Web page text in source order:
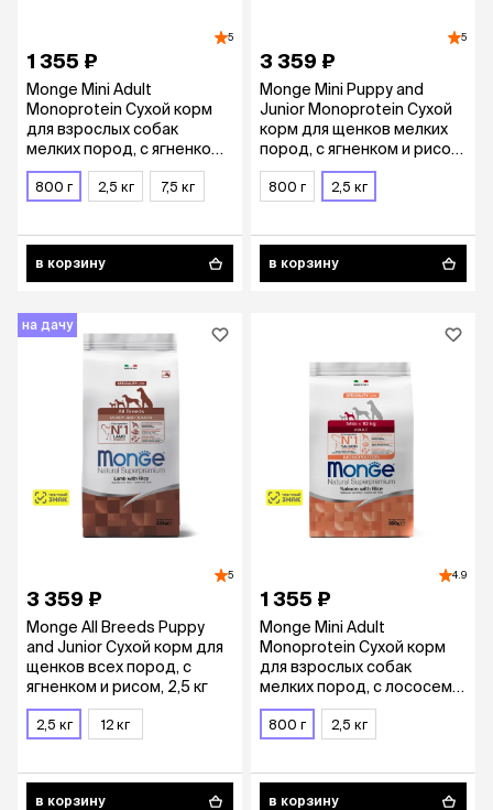
5
1 355 ₽
Monge Mini Adult
Monoprotein Сухой корм
для взрослых собак
мелких пород, с ягненком,
рисом и картофелем, 800
гр.
800 г 2,5 кг 7,5 кг
в корзину
5
3 359 ₽
Monge Mini Puppy and
Junior Monoprotein Сухой
корм для щенков мелких
пород, с ягненком и рисом,
2,5 кг
800 г 2,5 кг
в корзину
на дачу
5
3 359 ₽
Monge All Breeds Puppy
and Junior Сухой корм для
щенков всех пород, с
ягненком и рисом, 2,5 кг
2,5 кг 12 кг
в корзину
4.9
1 355 ₽
Monge Mini Adult
Monoprotein Сухой корм
для взрослых собак
мелких пород, с лососем и
рисом, 800 гр.
800 г 2,5 кг
в корзину